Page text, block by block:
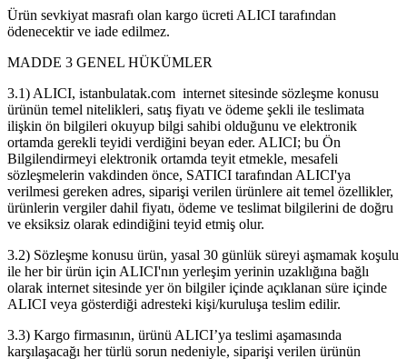
Ürün sevkiyat masrafı olan kargo ücreti ALICI tarafından
ödenecektir ve iade edilmez.
MADDE 3 GENEL HÜKÜMLER
3.1) ALICI, istanbulatak.com internet sitesinde sözleşme konusu
ürünün temel nitelikleri, satış fiyatı ve ödeme şekli ile teslimata
ilişkin ön bilgileri okuyup bilgi sahibi olduğunu ve elektronik
ortamda gerekli teyidi verdiğini beyan eder. ALICI; bu Ön
Bilgilendirmeyi elektronik ortamda teyit etmekle, mesafeli
sözleşmelerin vakdinden önce, SATICI tarafından ALICI'ya
verilmesi gereken adres, siparişi verilen ürünlere ait temel özellikler,
ürünlerin vergiler dahil fiyatı, ödeme ve teslimat bilgilerini de doğru
ve eksiksiz olarak edindiğini teyid etmiş olur.
3.2) Sözleşme konusu ürün, yasal 30 günlük süreyi aşmamak koşulu
ile her bir ürün için ALICI'nın yerleşim yerinin uzaklığına bağlı
olarak internet sitesinde yer ön bilgiler içinde açıklanan süre içinde
ALICI veya gösterdiği adresteki kişi/kuruluşa teslim edilir.
3.3) Kargo firmasının, ürünü ALICI’ya teslimi aşamasında
karşılaşacağı her türlü sorun nedeniyle, siparişi verilen ürünün